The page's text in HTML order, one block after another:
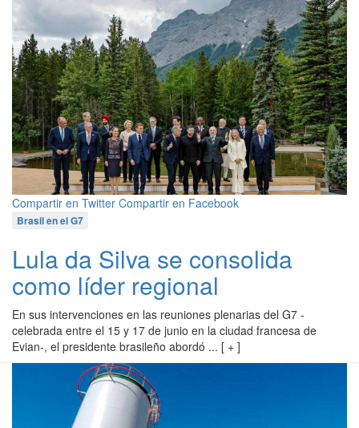
Compartir en Twitter Compartir en Facebook
Brasil en el G7
Lula da Silva se consolida
como líder regional
En sus intervenciones en las reuniones plenarias del G7 -
celebrada entre el 15 y 17 de junio en la ciudad francesa de
Evian-, el presidente brasileño abordó ... [ + ]